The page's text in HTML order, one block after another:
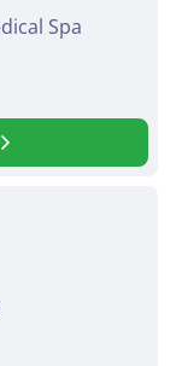
Spa